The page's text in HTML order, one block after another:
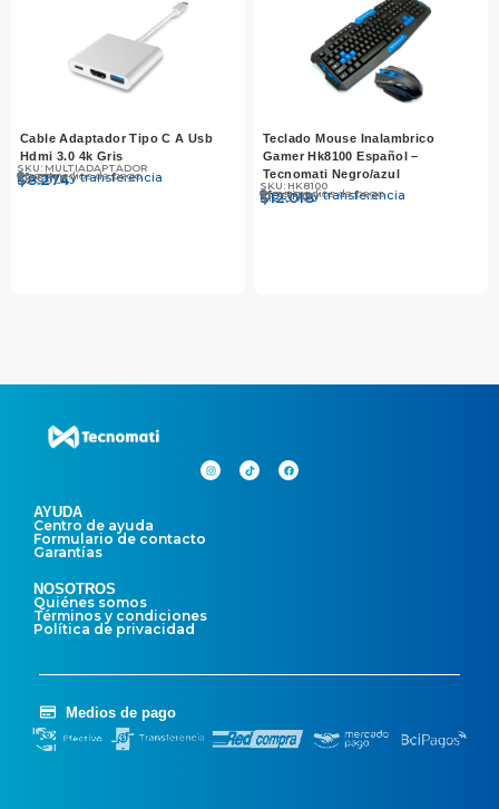
Cable Adaptador Tipo C A Usb
Hdmi 3.0 4k Gris
SKU: MULTIADAPTADOR
$8.274
Efectivo y transferencia
$8.530
Otros medios de pago
Teclado Mouse Inalambrico
Gamer Hk8100 Español –
Tecnomati Negro/azul
SKU: HK8100
$12.018
Efectivo y transferencia
$12.390
Otros medios de pago
AYUDA
Centro de ayuda
Formulario de contacto
Garantías
NOSOTROS
Quiénes somos
Términos y condiciones
Política de privacidad
Medios de pago